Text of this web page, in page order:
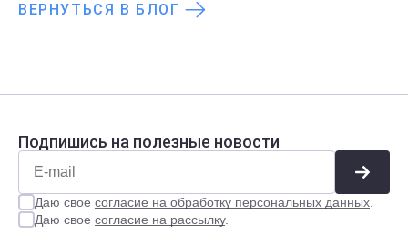
ВЕРНУТЬСЯ В БЛОГ
Подпишись на полезные новости
Даю свое согласие на обработку персональных данных
Даю свое согласие на рассылку.